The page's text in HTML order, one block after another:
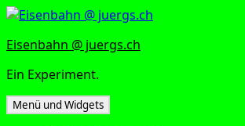
Zum
springen
Eisenbahn @ juergs.ch
Ein Experiment.
Menü und Widgets